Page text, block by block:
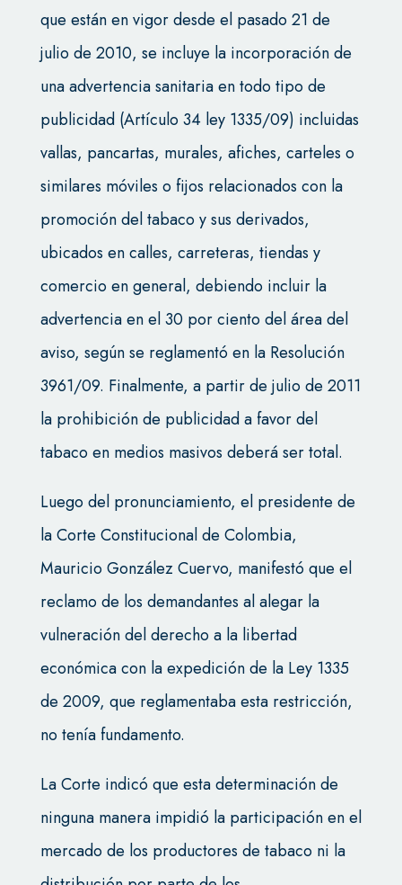
que están en vigor desde el pasado 21 de
julio de 2010, se incluye la incorporación de
una advertencia sanitaria en todo tipo de
publicidad (Artículo 34 ley 1335/09) incluidas
vallas, pancartas, murales, afiches, carteles o
similares móviles o fijos relacionados con la
promoción del tabaco y sus derivados,
ubicados en calles, carreteras, tiendas y
comercio en general, debiendo incluir la
advertencia en el 30 por ciento del área del
aviso, según se reglamentó en la Resolución
3961/09. Finalmente, a partir de julio de 2011
la prohibición de publicidad a favor del
tabaco en medios masivos deberá ser total.
Luego del pronunciamiento, el presidente de
la Corte Constitucional de Colombia,
Mauricio González Cuervo, manifestó que el
reclamo de los demandantes al alegar la
vulneración del derecho a la libertad
económica con la expedición de la Ley 1335
de 2009, que reglamentaba esta restricción,
no tenía fundamento.
La Corte indicó que esta determinación de
ninguna manera impidió la participación en el
mercado de los productores de tabaco ni la